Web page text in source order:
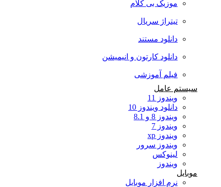
موزیک بی کلام
تیتراژ سریال
دانلود مستند
دانلود کارتون و انیمیشن
فیلم آموزشی
سیستم عامل
ویندوز 11
دانلود ویندوز 10
ویندوز 8 و 8.1
ویندوز 7
ویندوز xp
ویندوز سرور
لینوکس
ویندوز
موبایل
نرم افزار موبایل